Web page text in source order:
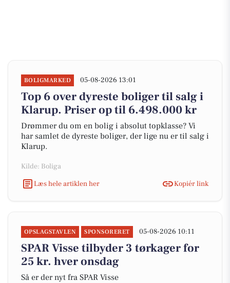
BOLIGMARKED 05-08-2026 13:01
Top 6 over dyreste boliger til salg i
Klarup. Priser op til 6.498.000 kr
Drømmer du om en bolig i absolut topklasse? Vi
har samlet de dyreste boliger, der lige nu er til salg i
Klarup.
Kilde: Boliga
Læs hele artiklen her
Kopiér link
OPSLAGSTAVLEN SPONSORERET 05-08-2026 10:11
SPAR Visse tilbyder 3 tørkager for
25 kr. hver onsdag
Så er der nyt fra SPAR Visse